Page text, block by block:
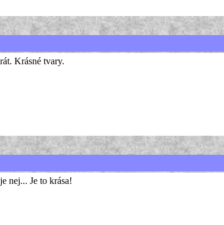
Krásné tvary.
nej... Je to krása!